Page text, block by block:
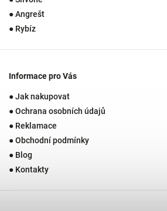
● Angrešt
● Rybíz
Informace pro Vás
● Jak nakupovat
● Ochrana osobních údajů
● Reklamace
● Obchodní podmínky
● Blog
● Kontakty